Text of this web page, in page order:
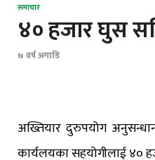
समाचार
४० हजार घुस
७ वर्ष अगाडि
अख्तियार दुरुपयोग
कार्यलयका सहयोगीलाई ४०